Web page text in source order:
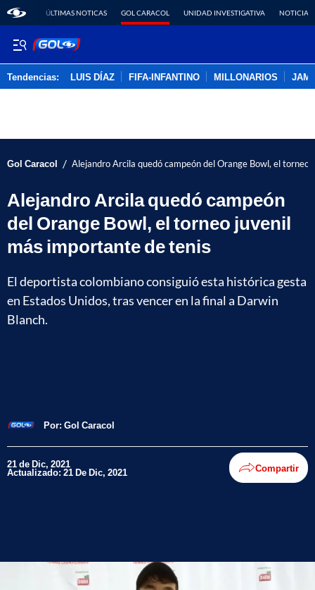
ÚLTIMAS NOTICAS GOL CARACOL UNIDAD INVESTIGATIVA NOTICIAS
Tendencias: LUIS DÍAZ FIFA-INFANTINO MILLONARIOS
Gol Caracol / Alejandro Arcila quedó campeón del Orange Bowl, el
Alejandro Arcila quedó campeón
del Orange Bowl, el torneo juvenil
más importante de tenis
El deportista colombiano consiguió esta histórica gesta
en Estados Unidos, tras vencer en la final a Darwin
Blanch.
Por: Gol Caracol
21 de Dic, 2021
Actualizado: 21 De Dic, 2021 Compartir